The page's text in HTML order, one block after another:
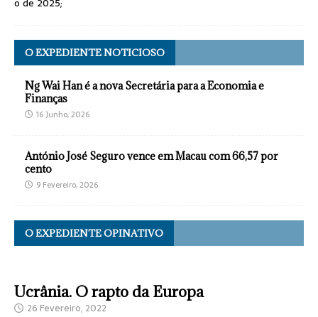
O EXPEDIENTE NOTICIOSO
Ng Wai Han é a nova Secretária para a Economia e
Finanças
16 Junho, 2026
António José Seguro vence em Macau com 66,57 por
cento
9 Fevereiro, 2026
O EXPEDIENTE OPINATIVO
Ucrânia. O rapto da Europa
26 Fevereiro, 2022